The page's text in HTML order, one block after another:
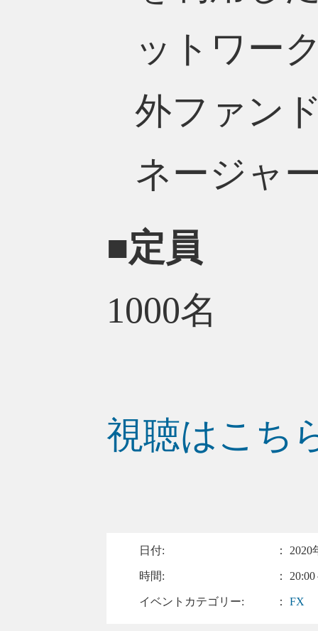
ットワー
外ファン
ネージャ
■定員
1000名
視聴はこち
日付: ： 2020
時間: ：
イベントカテゴリー: ：FX